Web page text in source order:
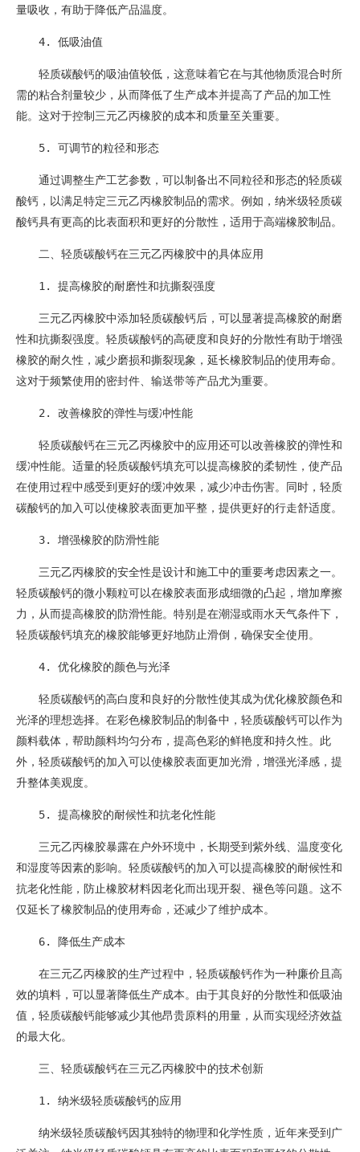
量吸收，有助于降低产品温度。
4. 低吸油值
轻质碳酸钙的吸油值较低，这意味着它在与其他物质混合时所
需的粘合剂量较少，从而降低了生产成本并提高了产品的加工性
能。这对于控制三元乙丙橡胶的成本和质量至关重要。
5. 可调节的粒径和形态
通过调整生产工艺参数，可以制备出不同粒径和形态的轻质碳
酸钙，以满足特定三元乙丙橡胶制品的需求。例如，纳米级轻质碳
酸钙具有更高的比表面积和更好的分散性，适用于高端橡胶制品。
二、轻质碳酸钙在三元乙丙橡胶中的具体应用
1. 提高橡胶的耐磨性和抗撕裂强度
三元乙丙橡胶中添加轻质碳酸钙后，可以显著提高橡胶的耐磨
性和抗撕裂强度。轻质碳酸钙的高硬度和良好的分散性有助于增强
橡胶的耐久性，减少磨损和撕裂现象，延长橡胶制品的使用寿命。
这对于频繁使用的密封件、输送带等产品尤为重要。
2. 改善橡胶的弹性与缓冲性能
轻质碳酸钙在三元乙丙橡胶中的应用还可以改善橡胶的弹性和
缓冲性能。适量的轻质碳酸钙填充可以提高橡胶的柔韧性，使产品
在使用过程中感受到更好的缓冲效果，减少冲击伤害。同时，轻质
碳酸钙的加入可以使橡胶表面更加平整，提供更好的行走舒适度。
3. 增强橡胶的防滑性能
三元乙丙橡胶的安全性是设计和施工中的重要考虑因素之一。
轻质碳酸钙的微小颗粒可以在橡胶表面形成细微的凸起，增加摩擦
力，从而提高橡胶的防滑性能。特别是在潮湿或雨水天气条件下，
轻质碳酸钙填充的橡胶能够更好地防止滑倒，确保安全使用。
4. 优化橡胶的颜色与光泽
轻质碳酸钙的高白度和良好的分散性使其成为优化橡胶颜色和
光泽的理想选择。在彩色橡胶制品的制备中，轻质碳酸钙可以作为
颜料载体，帮助颜料均匀分布，提高色彩的鲜艳度和持久性。此
外，轻质碳酸钙的加入可以使橡胶表面更加光滑，增强光泽感，提
升整体美观度。
5. 提高橡胶的耐候性和抗老化性能
三元乙丙橡胶暴露在户外环境中，长期受到紫外线、温度变化
和湿度等因素的影响。轻质碳酸钙的加入可以提高橡胶的耐候性和
抗老化性能，防止橡胶材料因老化而出现开裂、褪色等问题。这不
仅延长了橡胶制品的使用寿命，还减少了维护成本。
6. 降低生产成本
在三元乙丙橡胶的生产过程中，轻质碳酸钙作为一种廉价且高
效的填料，可以显著降低生产成本。由于其良好的分散性和低吸油
值，轻质碳酸钙能够减少其他昂贵原料的用量，从而实现经济效益
的最大化。
三、轻质碳酸钙在三元乙丙橡胶中的技术创新
1. 纳米级轻质碳酸钙的应用
纳米级轻质碳酸钙因其独特的物理和化学性质，近年来受到广